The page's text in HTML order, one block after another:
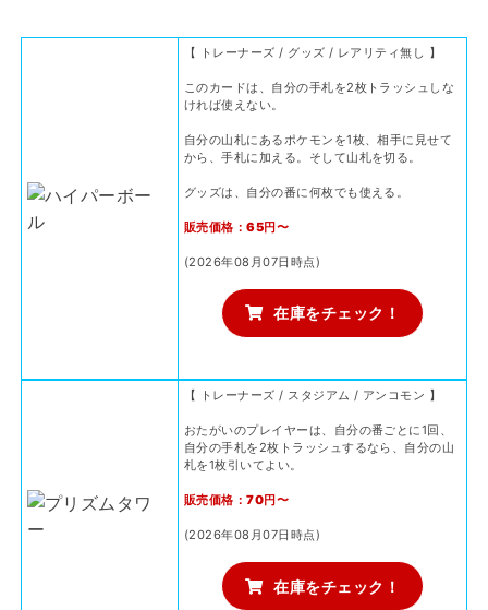
【 トレーナーズ / グッズ / レアリティ無し 】
このカードは、自分の手札を2枚トラッシュしな
ければ使えない。
自分の山札にあるポケモンを1枚、相手に見せて
から、手札に加える。そして山札を切る。
グッズは、自分の番に何枚でも使える。
販売価格：65円〜
(2026年08月07日時点)
在庫をチェック！
【 トレーナーズ / スタジアム / アンコモン 】
おたがいのプレイヤーは、自分の番ごとに1回、
自分の手札を2枚トラッシュするなら、自分の山
札を1枚引いてよい。
販売価格：70円〜
(2026年08月07日時点)
在庫をチェック！